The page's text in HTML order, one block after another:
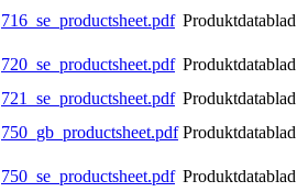
716_se_productsheet.pdf Produktdatablad
720_se_productsheet.pdf Produktdatablad
721_se_productsheet.pdf Produktdatablad
750_gb_productsheet.pdf Produktdatablad
750_se_productsheet.pdf Produktdatablad